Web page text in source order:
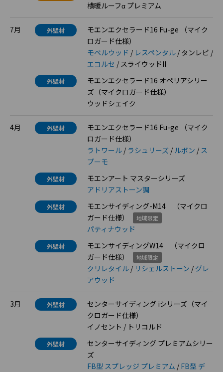
横暖ルーフα プレミアム
7月 外壁材
モエンエクセラード16 Fu-ge （マイク
ロガード仕様）
モベルウッド / レスペンタル / タンレビ /
エコルセ / スライウッドII
外壁材
モエンエクセラード16 オペリアシリー
ズ（マイクロガード仕様）
ウッドシェイク
4月 外壁材
モエンエクセラード16 Fu-ge （マイク
ロガード仕様）
ラトワール / ラシュリーズ / ルボン / ス
プーモ
外壁材
モエンアート マスターシリーズ
アドリアストーン調
外壁材
モエンサイディング-M14 （マイクロ
ガード仕様）
地域限定
パティナウッド
外壁材
モエンサイディングW14 （マイクロ
ガード仕様）
地域限定
クリレタイル / リシェルストーン / グレ
アウッド
3月 外壁材
センターサイディング iシリーズ（マイ
クロガード仕様）
イノセント / トリコルド
外壁材
センターサイディング プレミアムシリー
ズ
FB型 スプレッジ プレミアム / FB型 デ